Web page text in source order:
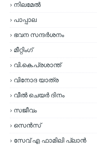
നിലമേല്‍
പാപ്പാല
ഭവന സന്ദര്‍ശനം
മീറ്റിംഗ്
വി.കെ.പ്രശാന്ത്
വിനോദ യാത്ര
വീല്‍ ചെയര്‍ ദിനം
സജീവം
സെന്‍സ്
സേവ് എ ഫാമിലി പ്ലാന്‍